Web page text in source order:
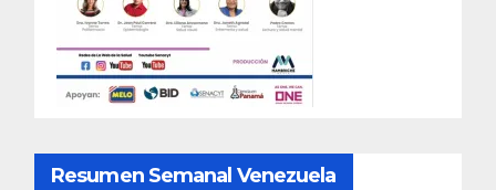
Resumen Semanal Venezuela